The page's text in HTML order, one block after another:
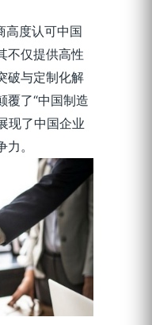
高度认可中国
不仅提供高性
破与定制化解
覆了“中国制造
现了中国企业
。